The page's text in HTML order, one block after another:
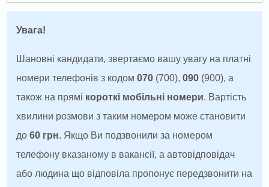
Увага!
Шановні кандидати, звертаємо вашу увагу на платні
номери телефонів з кодом070 (700),090 (900), а
також на прямі короткі мобільні номери. Вартість
хвилини розмови з таким номером може становити
до60 грн. Якщо Ви подзвонили за номером
телефону вказаному в вакансії, а автовідповідач
або людина що відповіла пропонує передзвонити на